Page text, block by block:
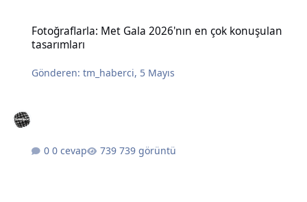
Fotoğraflarla: Met Gala 2026'nın en çok konuşulan
tasarımları
Gönderen:tm_haberci, 5 Mayıs
0 cevap 739 görüntü